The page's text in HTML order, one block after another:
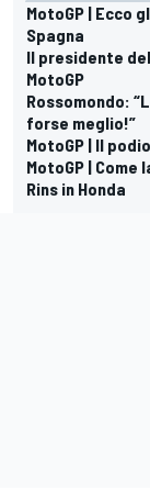
MotoGP | Ecco
Spagna
Il presidente
MotoGP
Rossomondo:
forse meglio!”
MotoGP | Il
MotoGP |
Rins in Honda